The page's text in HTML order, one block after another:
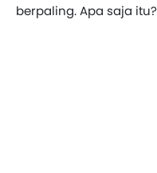
berpaling. Apa saja itu?